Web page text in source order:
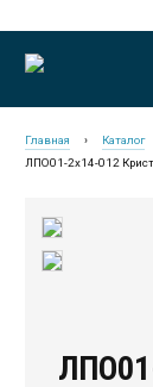
Главная › Каталог
ЛПО01-2х14-012
ЛПО01-2х14-012 Кристалл (с